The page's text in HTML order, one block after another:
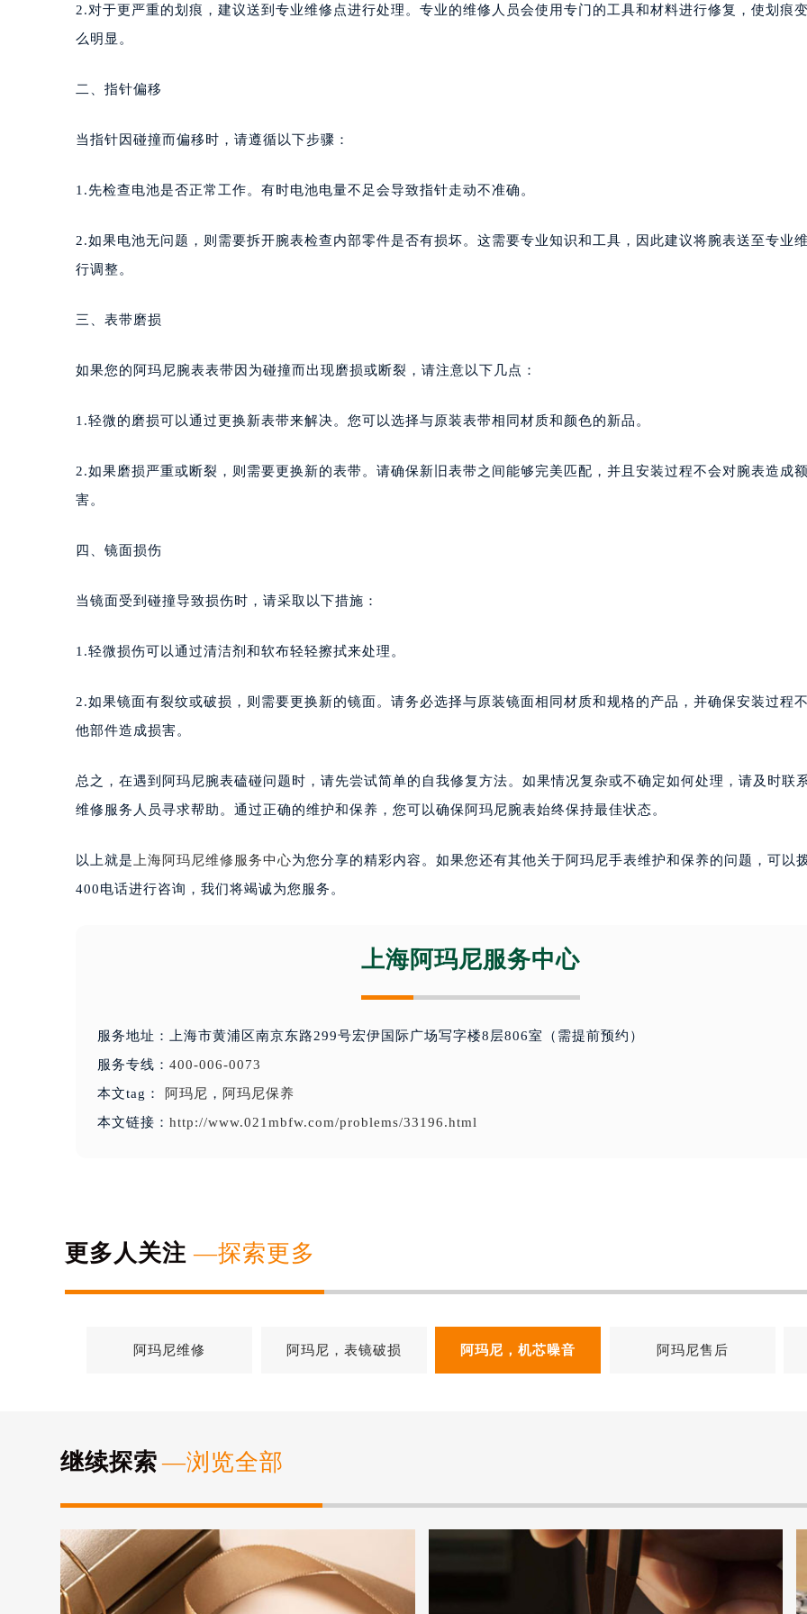
2.对于更严重的划痕，建议送到专业维修点进行处理。专业的维修人员会使用专门的工具和材料进行修复，使划痕
么明显。
二、指针偏移
当指针因碰撞而偏移时，请遵循以下步骤：
1.先检查电池是否正常工作。有时电池电量不足会导致指针走动不准确。
2.如果电池无问题，则需要拆开腕表检查内部零件是否有损坏。这需要专业知识和工具，因此建议将腕表送至专业
行调整。
三、表带磨损
如果您的阿玛尼腕表表带因为碰撞而出现磨损或断裂，请注意以下几点：
1.轻微的磨损可以通过更换新表带来解决。您可以选择与原装表带相同材质和颜色的新品。
2.如果磨损严重或断裂，则需要更换新的表带。请确保新旧表带之间能够完美匹配，并且安装过程不会对腕表造成
害。
四、镜面损伤
当镜面受到碰撞导致损伤时，请采取以下措施：
1.轻微损伤可以通过清洁剂和软布轻轻擦拭来处理。
2.如果镜面有裂纹或破损，则需要更换新的镜面。请务必选择与原装镜面相同材质和规格的产品，并确保安装过程
他部件造成损害。
总之，在遇到阿玛尼腕表磕碰问题时，请先尝试简单的自我修复方法。如果情况复杂或不确定如何处理，请及时联
维修服务人员寻求帮助。通过正确的维护和保养，您可以确保阿玛尼腕表始终保持最佳状态。
以上就是 上海阿玛尼维修服务中心为您分享的精彩内容。如果您还有其他关于阿玛尼手表维护和保养的问题，可以
400电话进行咨询，我们将竭诚为您服务。
上海阿玛尼服务中心
服务地址：上海市黄浦区南京东路299号宏伊国际广场写字楼8层806室（需提前预约）
服务专线： 400-006-0073
本文tag：
阿玛尼 ， 阿玛尼保养
本文链接： http://www.021mbfw.com/problems/33196.html
更多人关注 —探索更多
阿玛尼维修 阿玛尼，表镜破损 阿玛尼，机芯噪音 阿玛尼售后
继续探索 —浏览全部